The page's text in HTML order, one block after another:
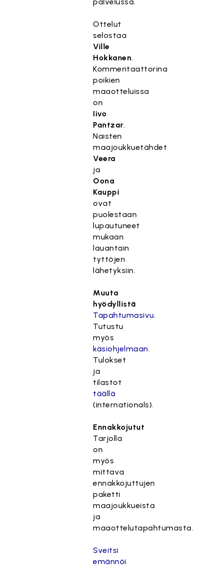
Ottelut
selostaa
Ville
Hokkanen.
Kommentaattorina
poikien
maaotteluissa
on
Iivo
Pantzar.
Naisten
maajoukkuetähdet
Veera
ja
Oona
Kauppi
ovat
puolestaan
lupautuneet
mukaan
lauantain
tyttöjen
lähetyksiin.
Muuta
hyödyllistä
Tapahtumasivu.
Tutustu
myös
käsiohjelmaan.
Tulokset
ja
tilastot
täällä
(internationals).
Ennakkojutut
Tarjolla
on
myös
mittava
ennakkojuttujen
paketti
maajoukkueista
ja
maaottelutapahtumasta.
Sveitsi
emännöi